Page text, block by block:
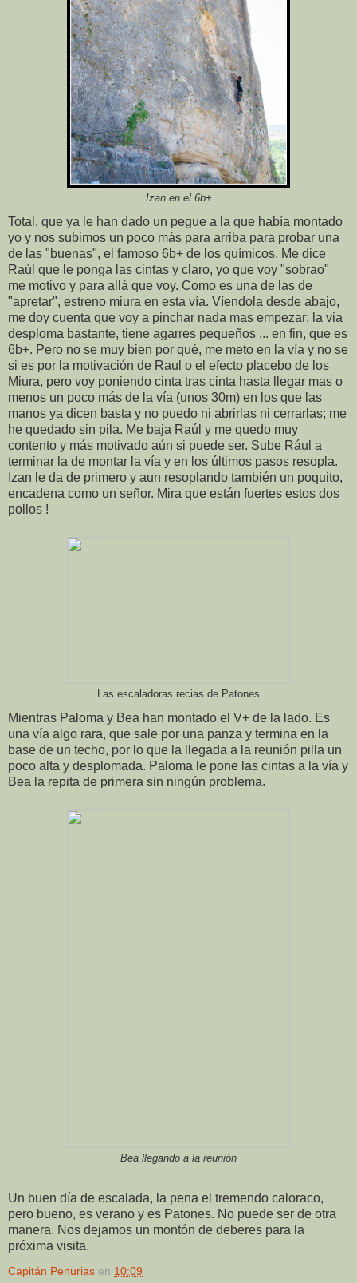
Izan en el 6b+
Total, que ya le han dado un pegue a la que había montado
yo y nos subimos un poco más para arriba para probar una
de las "buenas", el famoso 6b+ de los químicos. Me dice
Raúl que le ponga las cintas y claro, yo que voy "sobrao"
me motivo y para allá que voy. Como es una de las de
"apretar", estreno miura en esta vía. Víendola desde abajo,
me doy cuenta que voy a pinchar nada mas empezar: la via
desploma bastante, tiene agarres pequeños ... en fin, que es
6b+. Pero no se muy bien por qué, me meto en la vía y no se
si es por la motivación de Raul o el efecto placebo de los
Miura, pero voy poniendo cinta tras cinta hasta llegar mas o
menos un poco más de la vía (unos 30m) en los que las
manos ya dicen basta y no puedo ni abrirlas ni cerrarlas; me
he quedado sin pila. Me baja Raúl y me quedo muy
contento y más motivado aún si puede ser. Sube Rául a
terminar la de montar la vía y en los últimos pasos resopla.
Izan le da de primero y aun resoplando también un poquito,
encadena como un señor. Mira que están fuertes estos dos
pollos !
Las escaladoras recias de Patones
Mientras Paloma y Bea han montado el V+ de la lado. Es
una vía algo rara, que sale por una panza y termina en la
base de un techo, por lo que la llegada a la reunión pilla un
poco alta y desplomada. Paloma le pone las cintas a la vía y
Bea la repita de primera sin ningún problema.
Bea llegando a la reunión
Un buen día de escalada, la pena el tremendo caloraco,
pero bueno, es verano y es Patones. No puede ser de otra
manera. Nos dejamos un montón de deberes para la
próxima visita.
Capitán Penurias en 10:09